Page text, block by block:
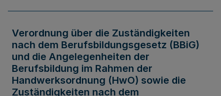
Verordnung über die Zuständigkeiten
nach dem Berufsbildungsgesetz (BBiG)
und die Angelegenheiten der
Berufsbildung im Rahmen der
Handwerksordnung (HwO) sowie die
Zuständigkeiten nach dem